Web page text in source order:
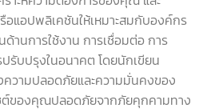
อแอปพลิเคชันให้เหมาะสมกับองค์กร
านการใช้งาน การเชื่อมต่อ การ
รับปรุงในอนาคต โดยนักเขียน
วามปลอดภัยและความมั่นคงของ
ซต์ของคุณปลอดภัยจากภัยคุกคามทาง